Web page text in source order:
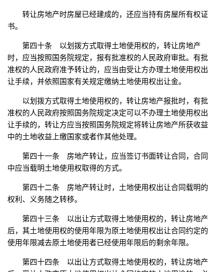
转让房地产时房屋已经建成的，还应当持有房屋所有权证
书。
第四十条 以划拨方式取得土地使用权的，转让房地产
时，应当按照国务院规定，报有批准权的人民政府审批。有批
准权的人民政府准予转让的，应当由受让方办理土地使用权出
让手续，并依照国家有关规定缴纳土地使用权出让金。
以划拨方式取得土地使用权的，转让房地产报批时，有批
准权的人民政府按照国务院规定决定可以不办理土地使用权出
让手续的，转让方应当按照国务院规定将转让房地产所获收益
中的土地收益上缴国家或者作其他处理。
第四十一条 房地产转让，应当签订书面转让合同，合同
中应当载明土地使用权取得的方式。
第四十二条 房地产转让时，土地使用权出让合同载明的
权利、义务随之转移。
第四十三条 以出让方式取得土地使用权的，转让房地产
后，其土地使用权的使用年限为原土地使用权出让合同约定的
使用年限减去原土地使用者已经使用年限后的剩余年限。
第四十四条 以出让方式取得土地使用权的，转让房地产